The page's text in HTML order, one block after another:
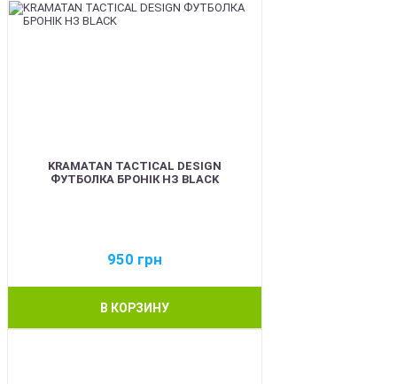
KRAMATAN TACTICAL DESIGN
ФУТБОЛКА БРОНІК НЗ BLACK
950 грн
В КОРЗИНУ